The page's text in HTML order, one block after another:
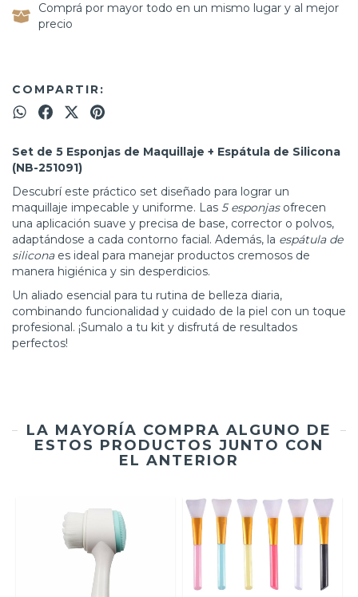
Comprá por mayor todo en un mismo lugar y al mejor
precio
COMPARTIR:
Set de 5 Esponjas de Maquillaje + Espátula de Silicona
(NB-251091)
Descubrí este práctico set diseñado para lograr un
maquillaje impecable y uniforme. Las 5 esponjasofrecen
una aplicación suave y precisa de base, corrector o polvos,
adaptándose a cada contorno facial. Además, la espátula de
siliconaes ideal para manejar productos cremosos de
manera higiénica y sin desperdicios.
Un aliado esencial para tu rutina de belleza diaria,
combinando funcionalidad y cuidado de la piel con un toque
profesional. ¡Sumalo a tu kit y disfrutá de resultados
perfectos!
LA MAYORÍA COMPRA ALGUNO DE
ESTOS PRODUCTOS JUNTO CON
EL ANTERIOR